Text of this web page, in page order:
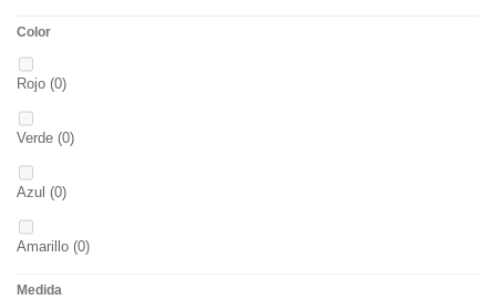
Color
Rojo (0)
Verde (0)
Azul (0)
Amarillo (0)
Medida